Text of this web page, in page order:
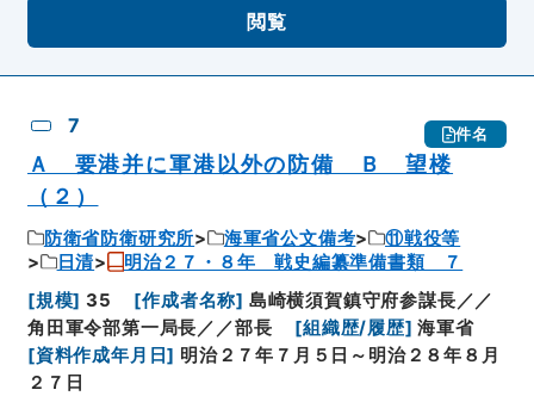
閲覧
7 件名
Ａ 要港并に軍港以外の防備 Ｂ 望楼
（２）
防衛省防衛研究所 海軍省公文備考
⑪戦役等
日清
明治２７・８年 戦史編纂準備書類 ７
[規模] 35 [作成者名称] 島崎横須賀鎮守府参謀長／／
角田軍令部第一局長／／部長
[組織歴/履歴] 海軍省
[資料作成年月日] 明治２７年７月５日～明治２８年８月
２７日